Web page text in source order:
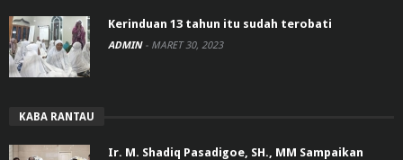
Kerinduan 13 tahun itu sudah terobati
ADMIN - MARET 30, 2023
KABA RANTAU
Ir. M. Shadiq Pasadigoe, SH., MM Sampaikan